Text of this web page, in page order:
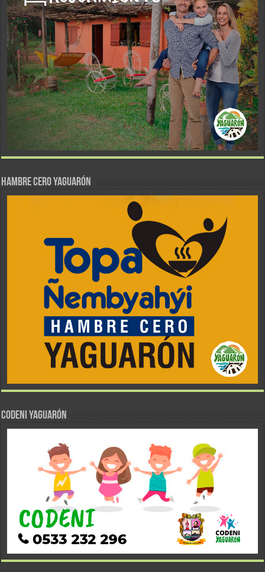
Hambre Cero Yaguarón
CODENI YAGUARÓN